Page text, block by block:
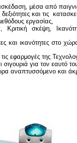
μέσα από
και τις
εργασίας,
Κριτική σκέψη,
και ικανότητες στο
εφαρμογές της
για τον εαυτό
αναπτυσσόμενο και